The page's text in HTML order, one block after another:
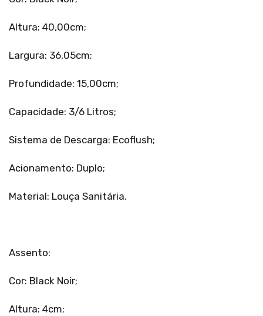
Altura: 40,00cm;
Largura: 36,05cm;
Profundidade: 15,00cm;
Capacidade: 3/6 Litros;
Sistema de Descarga: Ecoflush;
Acionamento: Duplo;
Material: Louça Sanitária.
Assento:
Cor: Black Noir;
Altura: 4cm;